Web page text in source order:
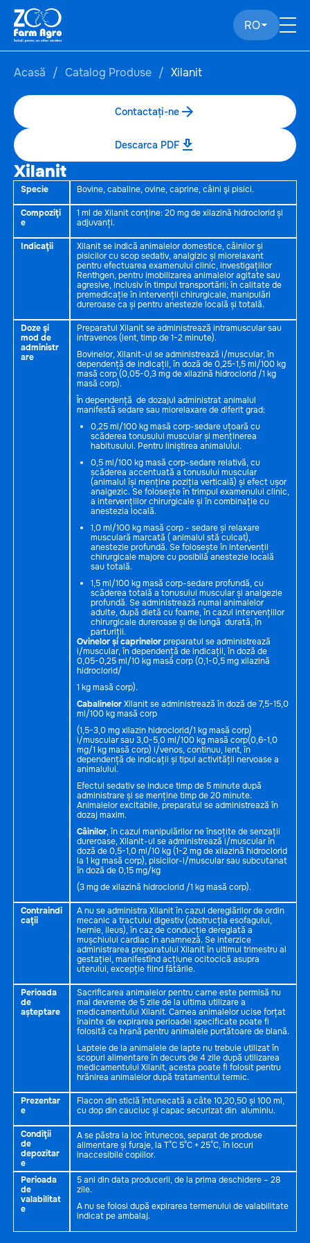
RO
Acasă Catalog Produse Xilanit
Contactați-ne
Descarca PDF
Xilanit
Specie Bovine, cabaline, ovine, caprine, câini şi pisici.
Compoziţi
e
1 ml de Xilanit conține: 20 mg de xilazină hidroclorid și
adjuvanți.
Indicaţii
Xilanit se indică animalelor domestice, câinilor și
pisicilor cu scop sedativ, analgizic și miorelaxant
pentru efectuarea examenului clinic, investigațiilor
Renthgen, pentru imobilizarea animalelor agitate sau
agresive, inclusiv în timpul transportării; în calitate de
premedicație în intervenții chirurgicale, manipulări
dureroase ca și pentru anestezie locală și totală.
Doze şi
mod de
administr
are
Preparatul Xilanit se administrează intramuscular sau
intravenos (lent, timp de 1-2 minute).
Bovinelor, Xilanit-ul se administrează i/muscular, în
dependență de indicații, în doză de 0,25-1,5 ml/100 kg
masă corp (0,05-0,3 mg de xilazină hidroclorid /1 kg
masă corp).
În dependență de dozajul administrat animalul
manifestă sedare sau miorelaxare de diferit grad:
0,25 ml/100 kg masă corp-sedare uțoară cu
scăderea tonusului muscular și menținerea
habitusului. Pentru liniștirea animalului.
0,5 ml/100 kg masă corp-sedare relativă, cu
scăderea accentuată a tonusului muscular
(animalul își menține poziția verticală) și efect ușor
analgezic. Se folosește în trimpul examenului clinic,
a intervențiilor chirurgicale și în combinație cu
anestezia locală.
1,0 ml/100 kg masă corp - sedare și relaxare
musculară marcată ( animalul stă culcat),
anestezie profundă. Se folosește în intervenții
chirurgicale majore cu posibilă anestezie locală
sau totală.
1,5 ml/100 kg masă corp-sedare profundă, cu
scăderea totală a tonusului muscular și analgezie
profundă. Se administrează numai animalelor
adulte, după dietă cu foame, în cazul intervențiilor
chirurgicale dureroase și de lungă durată, în
parturiții.
Ovinelor și caprinelorpreparatul se administrează
i/muscular, în dependență de indicații, în doză de
0,05-0,25 ml/10 kg masă corp (0,1-0,5 mg xilazină
hidroclorid/
1 kg masă corp).
CabalinelorXilanit se administrează în doză de 7,5-15,0
ml/100 kg masă corp
(1,5-3,0 mg xilazin hidroclorid/1 kg masă corp)
i/muscular sau 3,0-5,0 ml/100 kg masă corp(0,6-1,0
mg/1 kg masă corp) i/venos, continuu, lent, în
dependență de indicații și tipul activității nervoase a
animalului.
Efectul sedativ se induce timp de 5 minute după
administrare și se menține timp de 20 minute.
Animalelor excitabile, preparatul se administrează în
dozaj maxim.
Câinilor, în cazul manipulărilor ne însoțite de senzații
dureroase, Xilanit-ul se administrează i/muscular în
doză de 0,5-1,0 ml/10 kg (1-2 mg de xilazină hidroclorid
la 1 kg masă corp), pisicilor-i/muscular sau subcutanat
în doză de 0,15 mg/kg
(3 mg de xilazină hidroclorid /1 kg masă corp).
Contraindi
caţii
A nu se administra Xilanit în cazul dereglărilor de ordin
mecanic a tractului digestiv (obstrucția esofagului,
hernie, ileus), în caz de conducție dereglată a
mușchiului cardiac în anamneză. Se interzice
administrarea preparatului Xilanit în ultimul trimestru al
gestației, manifestînd acțiune ocitocică asupra
uterului, excepție fiind fătările.
Perioada
de
așteptare
Sacrificarea animalelor pentru carne este permisă nu
mai devreme de 5 zile de la ultima utilizare a
medicamentului Xilanit. Carnea animalelor ucise forțat
înainte de expirarea perioadei specificate poate fi
folosită ca hrană pentru animalele purtătoare de blană.
Laptele de la animalele de lapte nu trebuie utilizat în
scopuri alimentare în decurs de 4 zile după utilizarea
medicamentului Xilanit, acesta poate fi folosit pentru
hrănirea animalelor după tratamentul termic.
Prezentar
e
Flacon din sticlă întunecată a câte 10,20,50 și 100 ml,
cu dop din cauciuc și capac securizat din aluminiu.
Condiţii
de
depozitar
e
A se păstra la loc întunecos, separat de produse
alimentare și furaje, la T°C 5°C + 25°C, în locuri
inaccesibile copiilor.
Perioada
de
valabilitat
e
5 ani din data producerii, de la prima deschidere – 28
zile.
A nu se folosi după expirarea termenului de valabilitate
indicat pe ambalaj.